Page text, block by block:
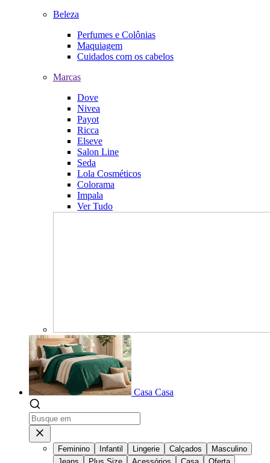
Beleza
Perfumes e Colônias
Maquiagem
Cuidados com os cabelos
Marcas
Dove
Nivea
Payot
Ricca
Elseve
Salon Line
Seda
Lola Cosméticos
Colorama
Impala
Ver Tudo
Casa Casa
Feminino Infantil Lingerie Calçados
Masculino